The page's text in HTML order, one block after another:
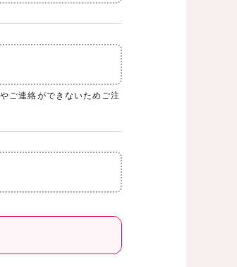
ご連絡ができないためご注